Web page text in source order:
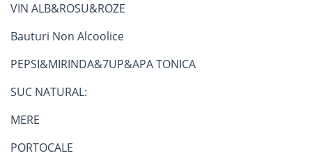
VIN ALB&ROSU&ROZE
Bauturi Non Alcoolice
PEPSI&MIRINDA&7UP&APA TONICA
SUC NATURAL:
MERE
PORTOCALE